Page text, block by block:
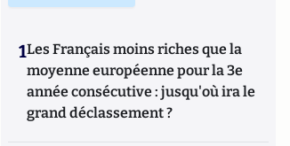
1Les Français moins riches que la
moyenne européenne pour la 3e
année consécutive : jusqu'où ira le
grand déclassement ?